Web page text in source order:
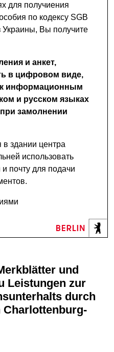
для получиения
по кодексу SGB
Украины, Вы получите
и анкет,
в цифровом виде,
к информационным
и русском языках
замолнении
здании центра
использовать
почту для подачи
Leistungen zur
durch